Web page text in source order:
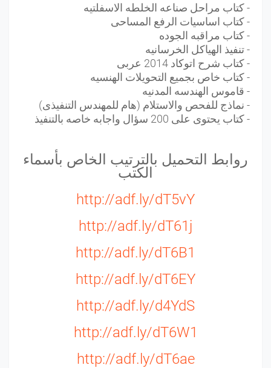
- كتاب مراحل صناعه الخلطه الاسفلتيه
- كتاب اساسيات الرفع المساحى
- كتاب مراقبه الجوده
- تنفيذ الهياكل الخرسانيه
- كتاب شرح اتوكاد 2014 عربى
- كتاب خاص بجميع التحويلات الهنسيه
- قاموس الهندسه المدنيه
- نماذج للفحص والاستلام (هام للمهندس التنفيذى)
- كتاب يحتوى على 200 سؤال واجابه خاصه بالتنفيذ
روابط التحميل بالترتيب الخاص بأسماء
الكتب
http://adf.ly/dT5vY
http://adf.ly/dT61j
http://adf.ly/dT6B1
http://adf.ly/dT6EY
http://adf.ly/d4YdS
http://adf.ly/dT6W1
http://adf.ly/dT6ae